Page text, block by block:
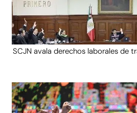
SCJN avala derechos laborales de